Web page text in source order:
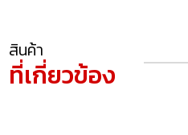
สินค้า
ที่เกี่ยวข้อง